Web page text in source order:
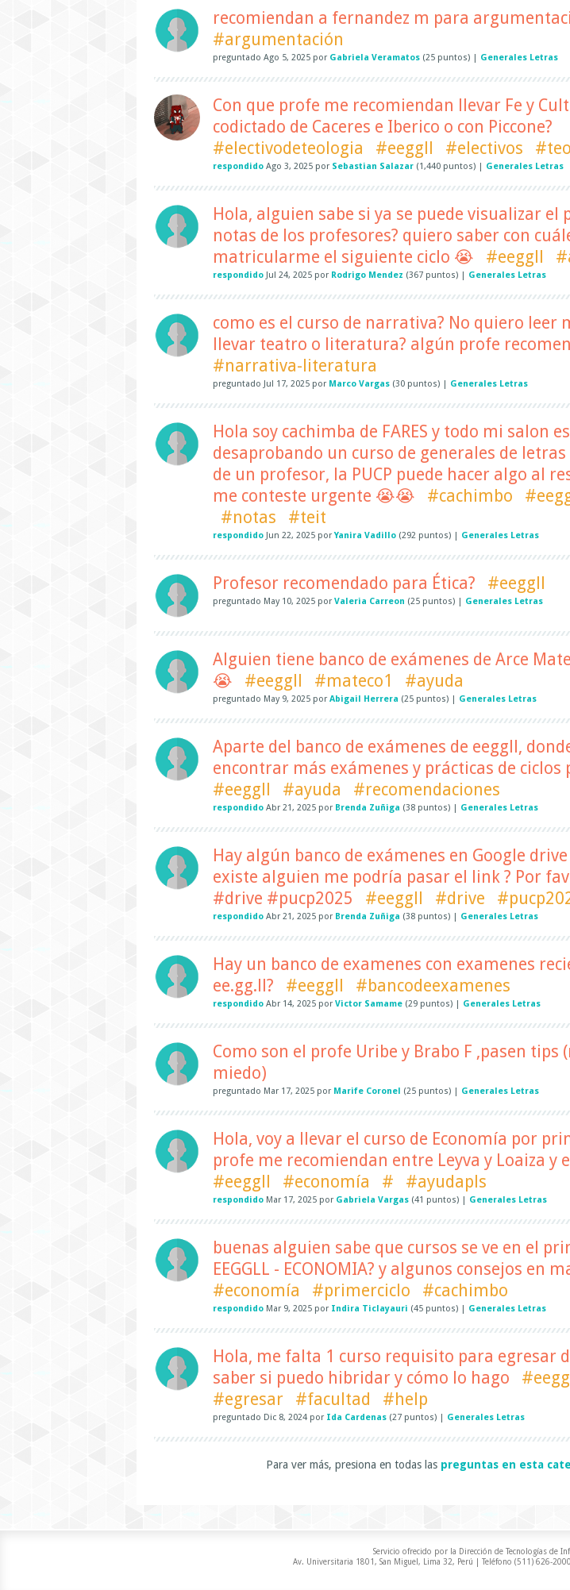
recomiendan a fernandez m para
#argumentación
preguntado Ago 5, 2025 por Gabriela Veramatos (25 puntos) Generales Letras
Con que profe me recomiendan llevar Fe y
codictado de Caceres e Iberico o con Piccone?
#electivodeteologia
#eeggll #electivos
respondido Ago 3, 2025 por Sebastian Salazar (1,440 puntos) Generales Letras
Hola, alguien sabe si ya se puede visualizar el
notas de los profesores? quiero saber con
matricularme el siguiente ciclo 😭
#eeggll
respondido Jul 24, 2025 por Rodrigo Mendez (367 puntos) Generales Letras
como es el curso de narrativa? No quiero leer
llevar teatro o literatura? algún profe
#narrativa-literatura
preguntado Jul 17, 2025 por Marco Vargas (30 puntos) Generales Letras
Hola soy cachimba de FARES y todo mi salon
desaprobando un curso de generales de letras
de un profesor, la PUCP puede hacer algo al
me conteste urgente 😭😭
#cachimbo
#notas
#teit
respondido Jun 22, 2025 porYanira Vadillo (292 puntos) Generales Letras
Profesor recomendado para Ética? #eeggll
preguntado May 10, 2025 por Valeria Carreon (25 puntos) Generales Letras
Alguien tiene banco de exámenes de Arce
😭
#eeggll #mateco1 #ayuda
preguntado May 9, 2025 por Abigail Herrera (25 puntos) Generales Letras
Aparte del banco de exámenes de eeggll,
encontrar más exámenes y prácticas de ciclos
#eeggll
#ayuda #recomendaciones
respondido Abr 21, 2025 por Brenda Zuñiga (38 puntos) Generales Letras
Hay algún banco de exámenes en Google drive
existe alguien me podría pasar el link ? Por
#drive #pucp2025
#eeggll #drive
respondido Abr 21, 2025 por Brenda Zuñiga (38 puntos) Generales Letras
Hay un banco de examenes con examenes
ee.gg.ll?
#eeggll #bancodeexamenes
respondido Abr 14, 2025 por Victor Samame (29 puntos) Generales Letras
Como son el profe Uribe y Brabo F ,pasen tips
miedo)
preguntado Mar 17, 2025 por Marife Coronel (25 puntos) Generales Letras
Hola, voy a llevar el curso de Economía por
profe me recomiendan entre Leyva y Loaiza y
#eeggll
#economía # #ayudapls
respondido Mar 17, 2025 por Gabriela Vargas (41 puntos) Generales Letras
buenas alguien sabe que cursos se ve en el
EEGGLL - ECONOMIA? y algunos consejos en
#economía
#primerciclo #cachimbo
respondido Mar 9, 2025 por Indira Ticlayauri (45 puntos) Generales Letras
Hola, me falta 1 curso requisito para egresar
saber si puedo hibridar y cómo lo hago
#egresar
#facultad #help
preguntado Dic 8, 2024 por Ida Cardenas (27 puntos) Generales Letras
Para ver más, presiona en todas las preguntas en esta
Servicio ofrecido por la Dirección de Tecnologías de
Av. Universitaria 1801, San Miguel, Lima 32, Perú | Teléfono (511) 626-